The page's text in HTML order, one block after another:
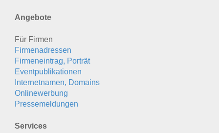
Angebote
Für Firmen
Firmenadressen
Firmeneintrag, Porträt
Eventpublikationen
Internetnamen, Domains
Onlinewerbung
Pressemeldungen
Services